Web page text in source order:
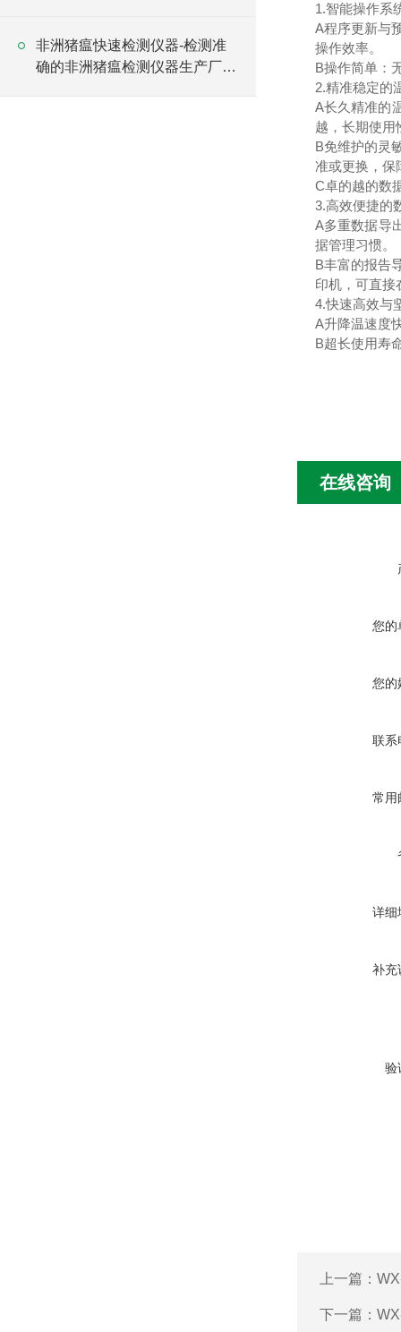
非洲猪瘟快速检测仪器-检测准
确的非洲猪瘟检测仪器生产厂家
1.智能操作系
A程序更新与
操作效率。
B操作简单：
2.精准稳定的
A长久精准的
越，长期使用
B免维护的灵
准或更换，保
C卓的越的数
3.高效便捷的
A多重数据导
据管理习惯。
B丰富的报告
印机，可直接
4.快速高效与
A升降温速度
B超长使用寿
在线咨询
您的
您的
联系
常用
详细
补充
验
上一篇：
下一篇：